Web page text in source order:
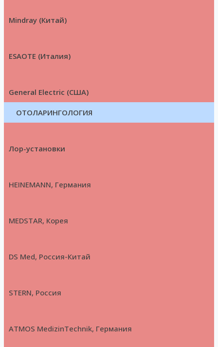
Mindray (Китай)
ESAOTE (Италия)
General Electric (США)
ОТОЛАРИНГОЛОГИЯ
Лор-установки
HEINEMANN, Германия
MEDSTAR, Корея
DS Med, Россия-Китай
STERN, Россия
ATMOS MedizinTechnik, Германия